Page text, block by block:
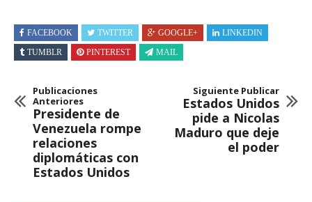
FACEBOOK TWITTER GOOGLE+
LINKEDIN
TUMBLR
PINTEREST MAIL
Publicaciones
Anteriores
Presidente de
Venezuela rompe
relaciones
diplomáticas con
Estados Unidos
Siguiente Publicar
Estados Unidos
pide a Nicolas
Maduro que deje
el poder